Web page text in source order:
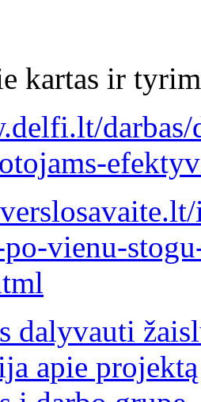
kartas ir
vienu-
dalyvauti
apie projektą